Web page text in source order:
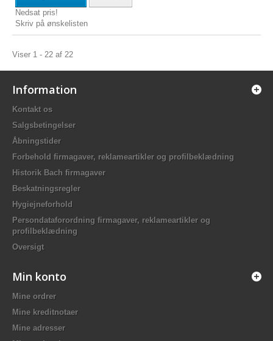
Nedsat pris!
Skriv på ønskelisten
Viser 1 - 22 af 22
Information
Kontakt os
Salgsbetingelser
Åbningstider
Forbehold firmagaver, reklameartikler og profilbeklædning
Historik Bach firmagaver
Beskatningsregler
Hygiejneforhold
Persondataforordning firmagaver, reklameartikler og
profilbeklædning
Oversigt
Min konto
Mine ordrer
Mine kreditnotaer
Mine adresser